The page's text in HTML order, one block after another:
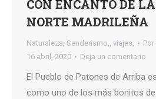
CON ENCANTO DE
NORTE MADRILEÑA
Naturaleza, Senderismo,, viajes, Por
16 abril, 2020
Deja un comentario
El Pueblo de Patones de Arriba
como uno de los más bonitos